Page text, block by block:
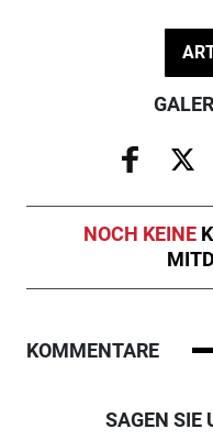
NOCH KEINE
KOMMENTARE
SAGEN SIE